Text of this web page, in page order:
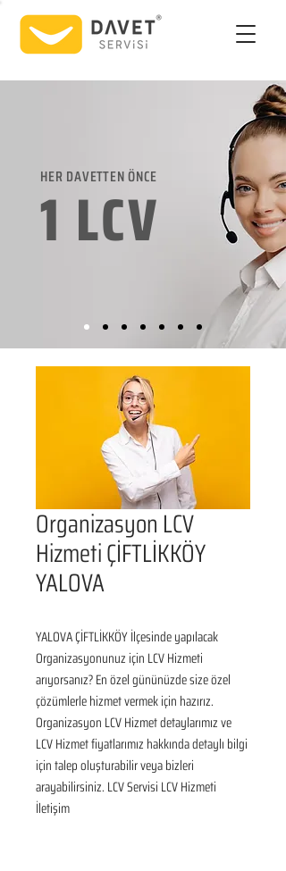
HER DAVETTEN ÖNCE
1 LCV
Organizasyon LCV
Hizmeti ÇİFTLİKKÖY
YALOVA
YALOVA ÇİFTLİKKÖY İlçesinde yapılacak
Organizasyonunuz için LCV Hizmeti
arıyorsanız? En özel gününüzde size özel
çözümlerle hizmet vermek için hazırız.
Organizasyon LCV Hizmet detaylarımız ve
LCV Hizmet fiyatlarımız hakkında detaylı bilgi
için talep oluşturabilir veya bizleri
arayabilirsiniz. LCV Servisi LCV Hizmeti
İletişim